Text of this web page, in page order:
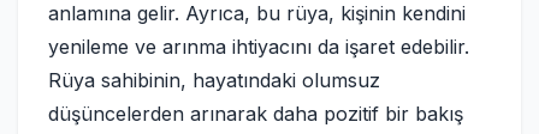
anlamına gelir. Ayrıca, bu rüya, kişinin kendini
yenileme ve arınma ihtiyacını da işaret edebilir.
Rüya sahibinin, hayatındaki olumsuz
düşüncelerden arınarak daha pozitif bir bakış